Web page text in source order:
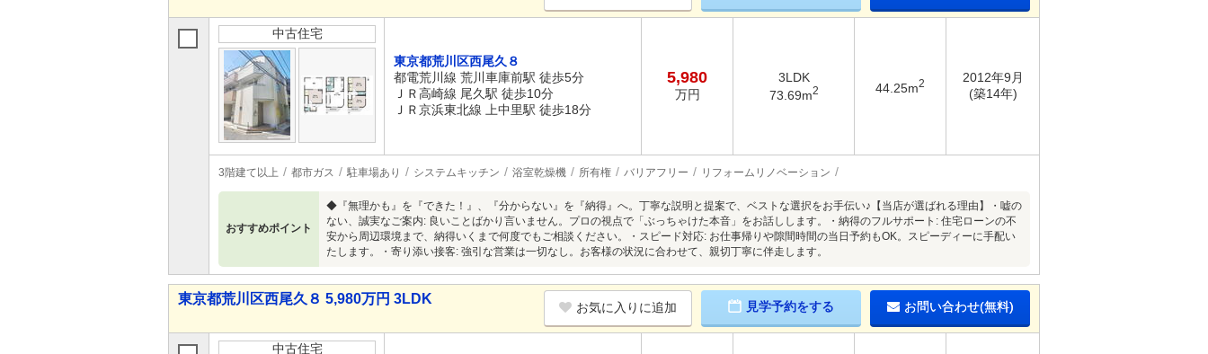
中古住宅
東京都荒川区西尾久８
都電荒川線 荒川車庫前駅 徒歩5分
ＪＲ高崎線 尾久駅 徒歩10分
ＪＲ京浜東北線 上中里駅 徒歩18分
5,980
万円
3LDK
73.69m2 44.25m2
2012年9月
(築14年)
3階建て以上 都市ガス 駐車場あり システムキッチン 浴室乾燥機 所有権 バリアフリー リフォームリノベーション
おすすめポイント
◆『無理かも』を『できた！』、『分からない』を『納得』へ。丁寧な説明と提案で、ベストな選択をお手伝い♪【当店が選ばれる理由】・嘘の
ない、誠実なご案内: 良いことばかり言いません。プロの視点で「ぶっちゃけた本音」をお話しします。・納得のフルサポート: 住宅ローンの不
安から周辺環境まで、納得いくまで何度でもご相談ください。・スピード対応: お仕事帰りや隙間時間の当日予約もOK。スピーディーに手配い
たします。・寄り添い接客: 強引な営業は一切なし。お客様の状況に合わせて、親切丁寧に伴走します。
東京都荒川区西尾久８ 5,980万円 3LDK
お気に入りに追加 見学予約をする お問い合わせ(無料)
中古住宅